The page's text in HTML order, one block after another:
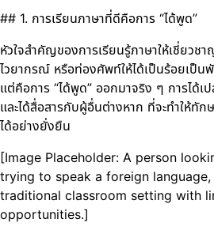
## 1. การเรียนภาษาที่ดีคือการ “ได้พูด”
หัวใจสำคัญของการเรียนรู้ภาษาให้เชี่ยวช
ไวยากรณ์ หรือท่องศัพท์ให้ได้เป็นร้อยเป็น
แต่คือการ “ได้พูด” ออกมาจริง ๆ การได้เ
และได้สื่อสารกับผู้อื่นต่างหาก ที่จะทำให้ทั
ได้อย่างยั่งยืน
[Image Placeholder: A person
trying to speak a foreign
traditional classroom setting with
opportunities.]